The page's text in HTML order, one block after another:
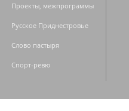
Проекты, межпрограммы
Русское Приднестровье
Слово пастыря
Спорт-ревю